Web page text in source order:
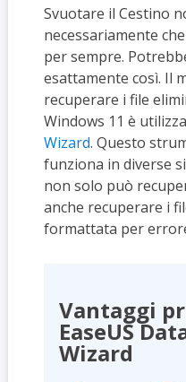
Svuotare il Cestino
necessariamente
per sempre.
esattamente così. Il
recuperare i file
Windows 11 è
Wizard. Questo
funziona in diverse
non solo può
anche recuperare i
formattata per
Vantaggi
EaseUS
Wizard